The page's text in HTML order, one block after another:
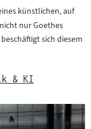
künstlichen, auf
nur Goethes
sich diesem
& KI